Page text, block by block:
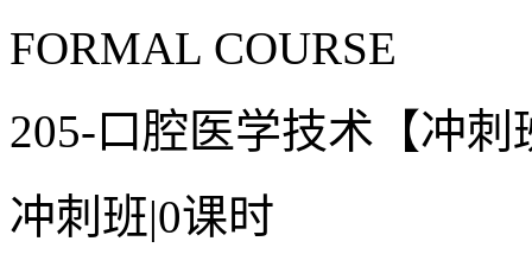
FORMAL COURSE
205-口腔医学技术【冲刺
冲刺班|0课时